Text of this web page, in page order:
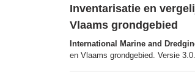
Inventarisatie en
Vlaams grondgebied
International Marine and
en Vlaams grondgebied. Versie